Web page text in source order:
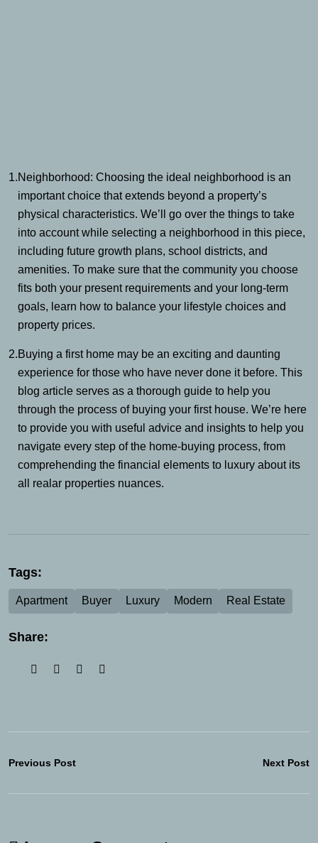
1.Neighborhood: Choosing the ideal neighborhood is an
important choice that extends beyond a property’s
physical characteristics. We’ll go over the things to take
into account while selecting a neighborhood in this piece,
including future growth plans, school districts, and
amenities. To make sure that the community you choose
fits both your present requirements and your long-term
goals, learn how to balance your lifestyle choices and
property prices.
2.Buying a first home may be an exciting and daunting
experience for those who have never done it before. This
blog article serves as a thorough guide to help you
through the process of buying your first house. We’re here
to provide you with useful advice and insights to help you
navigate every step of the home-buying process, from
comprehending the financial elements to luxury about its
all realar properties nuances.
Tags:
Apartment Buyer Luxury Modern Real Estate
Share:
Previous Post Next Post